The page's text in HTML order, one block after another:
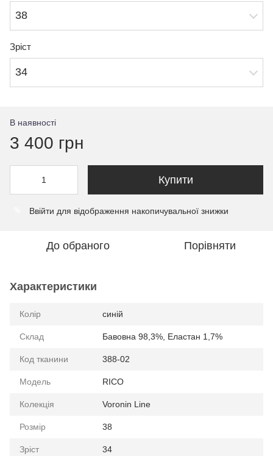
38
Зріст
34
В наявності
3 400 грн
Купити
Ввійти для відображення накопичувальної знижки
До обраного Порівняти
Характеристики
Колір синiй
Склад Бавовна 98,3%, Еластан 1,7%
Код тканини 388-02
Модель RICO
Колекція Voronin Line
Розмір 38
Зріст 34